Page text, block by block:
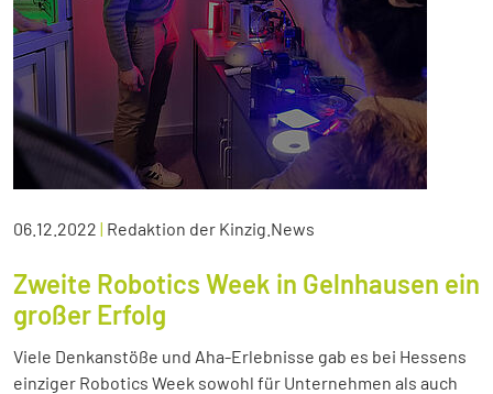
06.12.2022 | Redaktion der Kinzig.News
Zweite Robotics Week in Gelnhausen ein
großer Erfolg
Viele Denkanstöße und Aha-Erlebnisse gab es bei Hessens
einziger Robotics Week sowohl für Unternehmen als auch